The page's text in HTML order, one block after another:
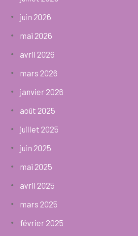
juin 2026
mai 2026
avril 2026
mars 2026
janvier 2026
août 2025
juillet 2025
juin 2025
mai 2025
avril 2025
mars 2025
février 2025